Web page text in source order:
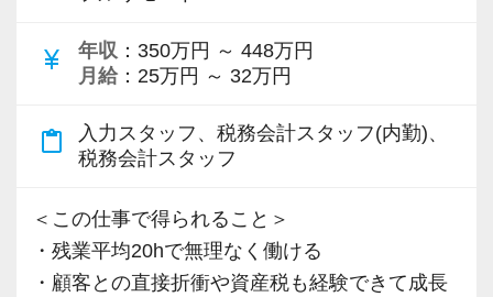
Q. 当事務所を選んだ理由は？
A. 幅広い業務を経験できる点に魅力を感じ、入
所を決めました。
A. さまざまな業務を任せてもらえるので、以前
より成長スピードが上がったと感じています。
currency_yen 年収 ：350万円 ～ 448万円
月給 ：25万円 ～ 32万円
content_paste
入力スタッフ、税務会計スタッフ(内勤)、
税務会計スタッフ
＜この仕事で得られること＞
・残業平均20hで無理なく働ける
・顧客との直接折衝や資産税も経験できて成長